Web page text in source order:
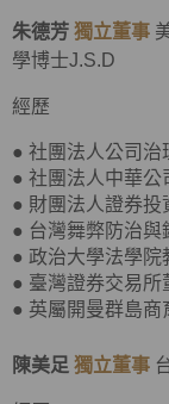
朱德芳 獨立董事
學博士J.S.D
經歷
● 社團法人公司治
● 社團法人中華公
● 財團法人證券投
● 台灣舞弊防治與
● 政治大學法學院
● 臺灣證券交易所
● 英屬開曼群島商
陳美足 獨立董事